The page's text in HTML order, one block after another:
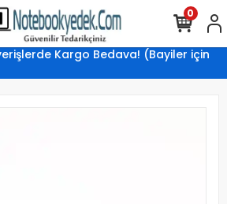
Kargo Bedava! (Bayiler için
0